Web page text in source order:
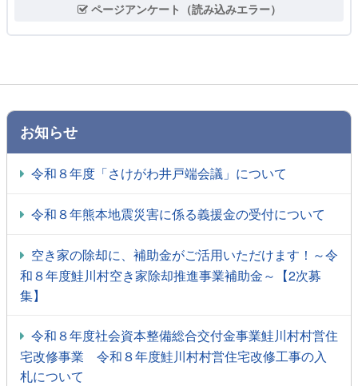
ページアンケート（読み込みエラー）
お知らせ
令和８年度「さけがわ井戸端会議」について
令和８年熊本地震災害に係る義援金の受付について
空き家の除却に、補助金がご活用いただけます！～令
和８年度鮭川村空き家除却推進事業補助金～【2次募
集】
令和８年度社会資本整備総合交付金事業鮭川村村営住
宅改修事業 令和８年度鮭川村村営住宅改修工事の入
札について